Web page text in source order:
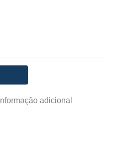
Informação adicional